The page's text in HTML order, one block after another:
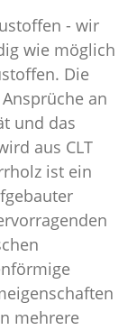
- wir
wie möglich
Die
an
und das
aus CLT
ist ein
mehrere